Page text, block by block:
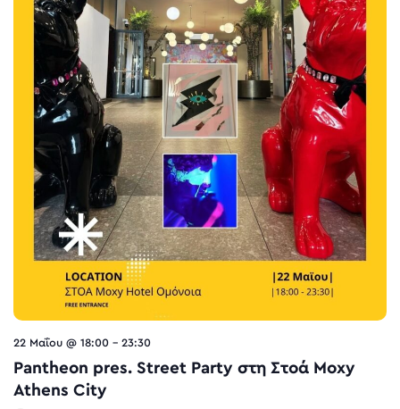
22 Μαΐου @ 18:00 - 23:30
Pantheon pres. Street Party στη Στοά Moxy
Athens City